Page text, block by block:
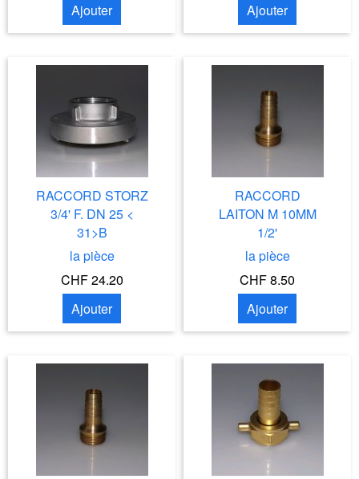
Ajouter Ajouter
RACCORD STORZ
3/4' F. DN 25 <
31>B
la pièce
CHF 24.20
Ajouter
RACCORD
LAITON M 10MM
1/2'
la pièce
CHF 8.50
Ajouter